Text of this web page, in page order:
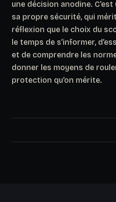
une décision anodine.
sa propre sécurité, qui
réflexion que le choix du
le temps de s’informer,
et de comprendre les
donner les moyens de
protection qu’on mérite.